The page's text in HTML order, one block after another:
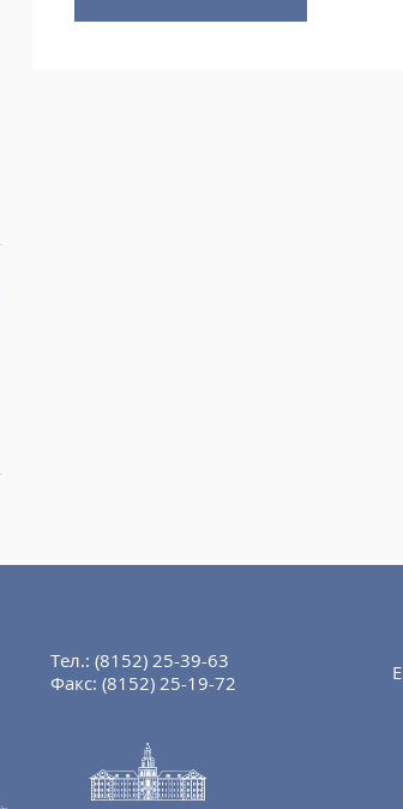
Тел.: (8152) 25-39-63
Факс: (8152) 25-19-72